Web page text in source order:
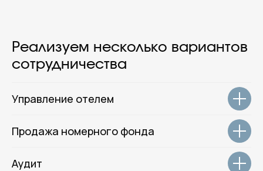
Реализуем несколько вариантов
сотрудничества
Управление отелем
Продажа номерного фонда
Аудит
Месенджер MAX
Политика обработки данных